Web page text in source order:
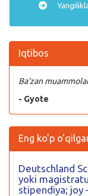
Iqtibos
Ba’zan
- Gyote
Eng ko'p
Deutschland
yoki
stipendiya; joy